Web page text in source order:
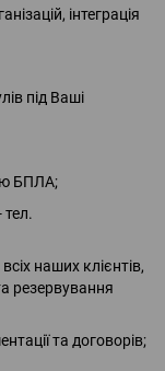
інтеграція
під Ваші
БПЛА;
наших клієнтів,
резервування
та договорів;